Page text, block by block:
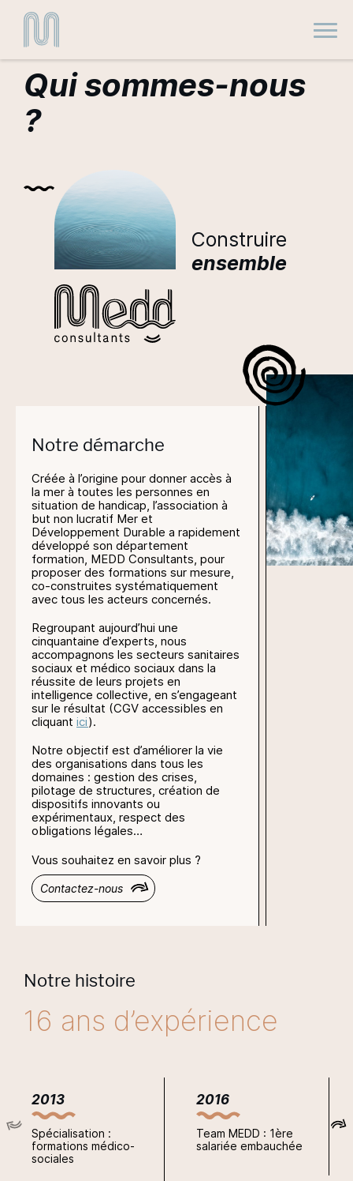
Qui sommes-nous
?
Construire
ensemble
Notre démarche
Créée à l’origine pour donner accès à
la mer à toutes les personnes en
situation de handicap, l’association à
but non lucratif Mer et
Développement Durable a rapidement
développé son département
formation, MEDD Consultants, pour
proposer des formations sur mesure,
co-construites systématiquement
avec tous les acteurs concernés.
Regroupant aujourd’hui une
cinquantaine d’experts, nous
accompagnons les secteurs sanitaires
sociaux et médico sociaux dans la
réussite de leurs projets en
intelligence collective, en s’engageant
sur le résultat (CGV accessibles en
cliquant ici).
Notre objectif est d’améliorer la vie
des organisations dans tous les
domaines : gestion des crises,
pilotage de structures, création de
dispositifs innovants ou
expérimentaux, respect des
obligations légales…
Vous souhaitez en savoir plus ?
Contactez-nous
Notre histoire
16 ans d’expérience
2016
Team MEDD : 1ère
salariée embauchée
2017
Datadock obtenu